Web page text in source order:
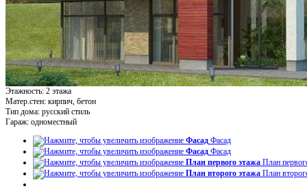
Этажность: 2 этажа
Матер.стен: кирпич, бетон
Тип дома: русский стиль
Гараж: одноместный
Фасад Фасад
Фасад Фасад
План первого этажа План
План второго этажа План